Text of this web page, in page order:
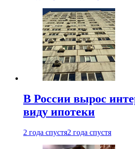
В России вырос
виду ипотеки
2 года спустя2 года спустя